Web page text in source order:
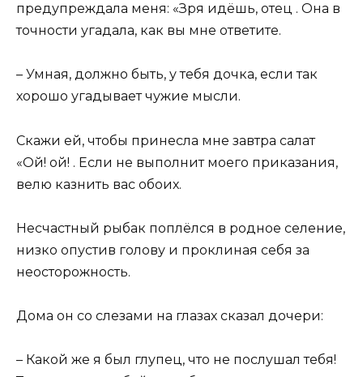
предупреждала меня: «Зря идёшь, отец . Она в
точности угадала, как вы мне ответите.
– Умная, должно быть, у тебя дочка, если так
хорошо угадывает чужие мысли.
Скажи ей, чтобы принесла мне завтра салат
«Ой! ой! . Если не выполнит моего приказания,
велю казнить вас обоих.
Несчастный рыбак поплёлся в родное селение,
низко опустив голову и проклиная себя за
неосторожность.
Дома он со слезами на глазах сказал дочери:
– Какой же я был глупец, что не послушал тебя!